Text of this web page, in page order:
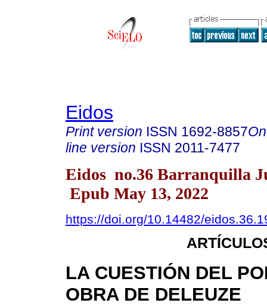
Eidos
Print version ISSN 1692-8857
line version ISSN 2011-7477
Eidos no.36 Barranquilla
Epub May 13, 2022
https://doi.org/10.14482/
LA CUESTIÓN DEL
OBRA DE DELEUZE